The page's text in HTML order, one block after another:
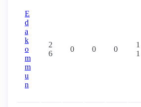
E
d
a
k
o
m
m
u
n
2
6
0 0 0
1
1